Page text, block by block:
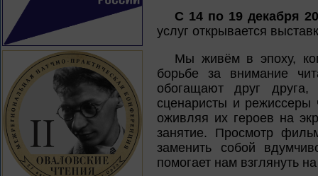
С 14 по 19 декабря
услуг открывается
Мы живём в эпоху,
борьбе за внимание
обогащают друг
сценаристы и режиссеры
оживляя их героев на
занятие. Просмотр
заменить собой
помогает нам взглянуть